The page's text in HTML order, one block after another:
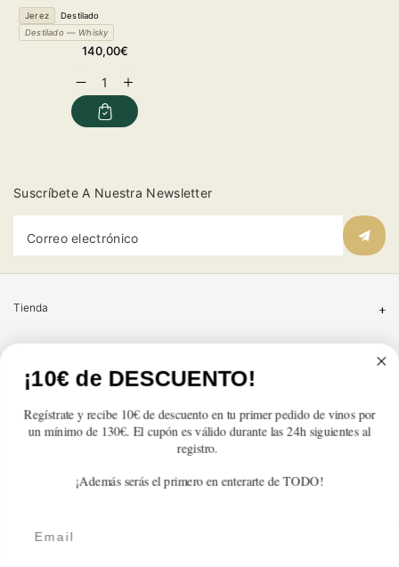
Jerez
Destilado
Destilado — Whisky
Precio
140,00€
Reducir
cantidad
para
Aumentar
cantidad
para
Suscríbete A Nuestra Newsletter
Correo electrónico
Tienda
Información
¡10€ de DESCUENTO!
Regístrate y recibe 10€ de descuento en tu primer pedido de vinos por
un mínimo de 130€. El cupón es válido durante las 24h siguientes al
registro.
¡Además serás el primero en enterarte de TODO!